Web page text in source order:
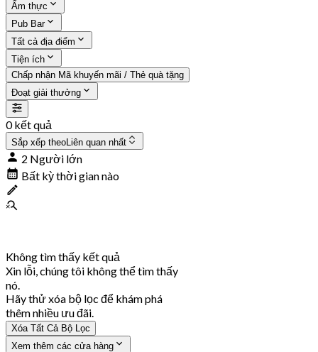
Ẩm thực
Pub Bar
Tất cả địa điểm
Tiện ích
Chấp nhận Mã khuyến mãi / Thẻ quà tặng
Đoạt giải thưởng
0 kết quả
Sắp xếp theoLiên quan nhất
2 Người lớn
Bất kỳ thời gian nào
Không tìm thấy kết quả
Xin lỗi, chúng tôi không thể tìm thấy
nó.
Hãy thử xóa bộ lọc để khám phá
thêm nhiều ưu đãi.
Xóa Tất Cả Bộ Lọc
Xem thêm các cửa hàng